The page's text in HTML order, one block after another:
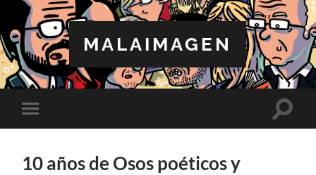
MALAIMAGEN
Alternar
el
10 años de Osos poéticos y